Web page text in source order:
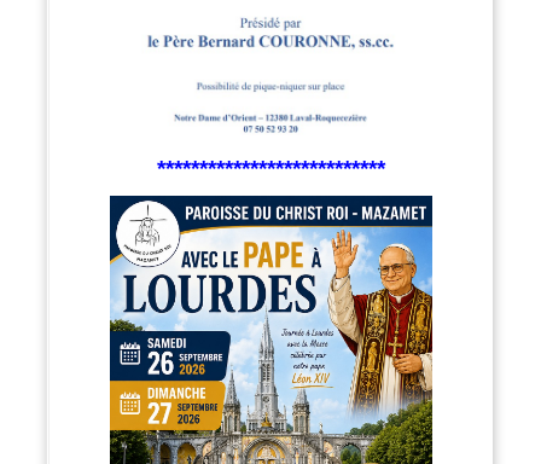
***************************